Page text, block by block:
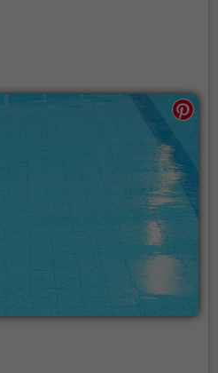
ist das Centre de Loisirs
Adresse.